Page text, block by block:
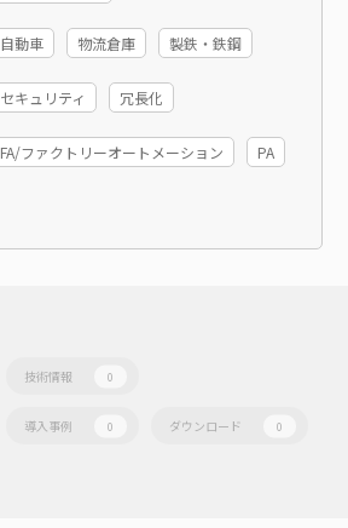
自動車 物流倉庫 製鉄・鉄鋼
セキュリティ 冗長化
FA/ファクトリーオートメーション PA
技術情報 0
導入事例 0 ダウンロード 0